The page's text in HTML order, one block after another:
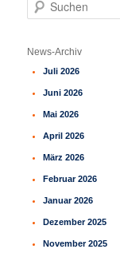
h
n
News-Archiv
Juli 2026
Juni 2026
Mai 2026
April 2026
März 2026
Februar 2026
Januar 2026
Dezember 2025
November 2025